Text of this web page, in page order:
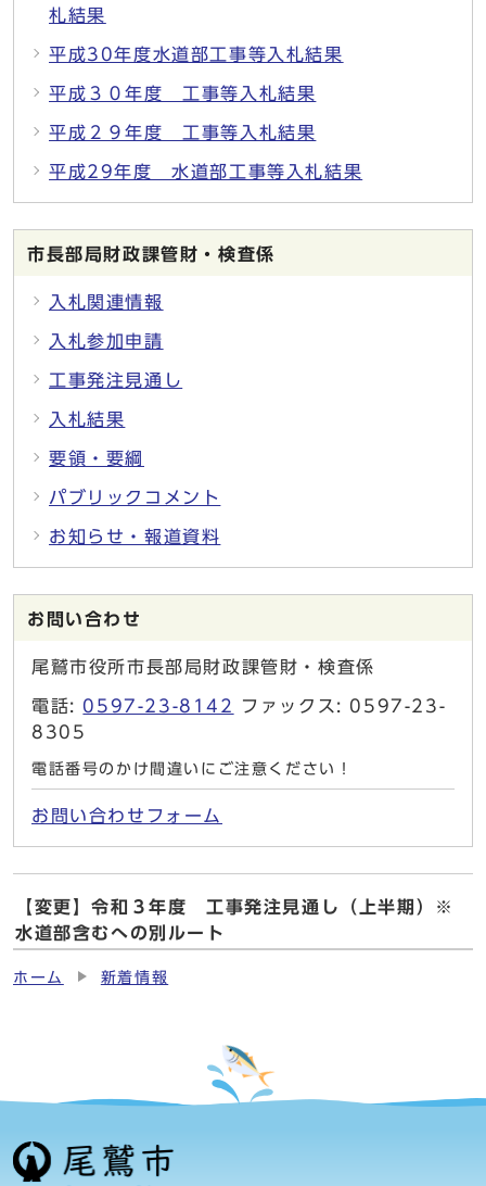
札結果
平成30年度水道部工事等入札結果
平成３０年度 工事等入札結果
平成２９年度 工事等入札結果
平成29年度 水道部工事等入札結果
市長部局財政課管財・検査係
入札関連情報
入札参加申請
工事発注見通し
入札結果
要領・要綱
パブリックコメント
お知らせ・報道資料
お問い合わせ
尾鷲市役所市長部局財政課管財・検査係
電話: 0597-23-8142
ファックス: 0597-23-
8305
電話番号のかけ間違いにご注意ください！
お問い合わせフォーム
【変更】令和３年度 工事発注見通し（上半期）※
水道部含むへの別ルート
ホーム 新着情報